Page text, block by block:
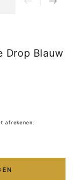
Drop Blauw
afrekenen.